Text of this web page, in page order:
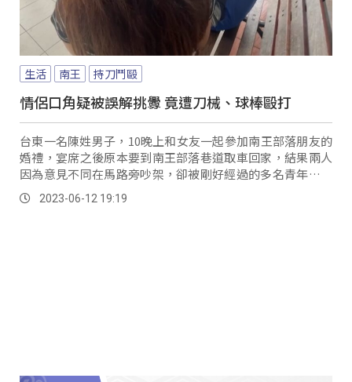
生活 南王 持刀鬥毆
情侶口角疑被誤解挑釁 竟遭刀械、球棒毆打
台東一名陳姓男子，10晚上和女友一起參加南王部落朋友的
婚禮，宴席之後原本要到南王部落巷道取車回家，結果兩人
因為意見不同在馬路旁吵架，卻被剛好經過的多名青年誤以
為陳姓男子在挑釁。
2023-06-12 19:19